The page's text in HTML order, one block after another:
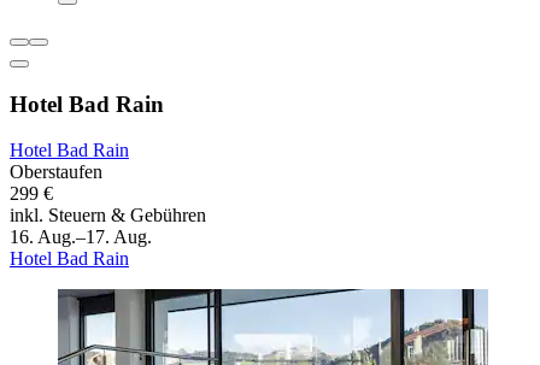
Hotel Bad Rain
Hotel Bad Rain
Oberstaufen
299 €
inkl. Steuern & Gebühren
16. Aug.–17. Aug.
Hotel Bad Rain